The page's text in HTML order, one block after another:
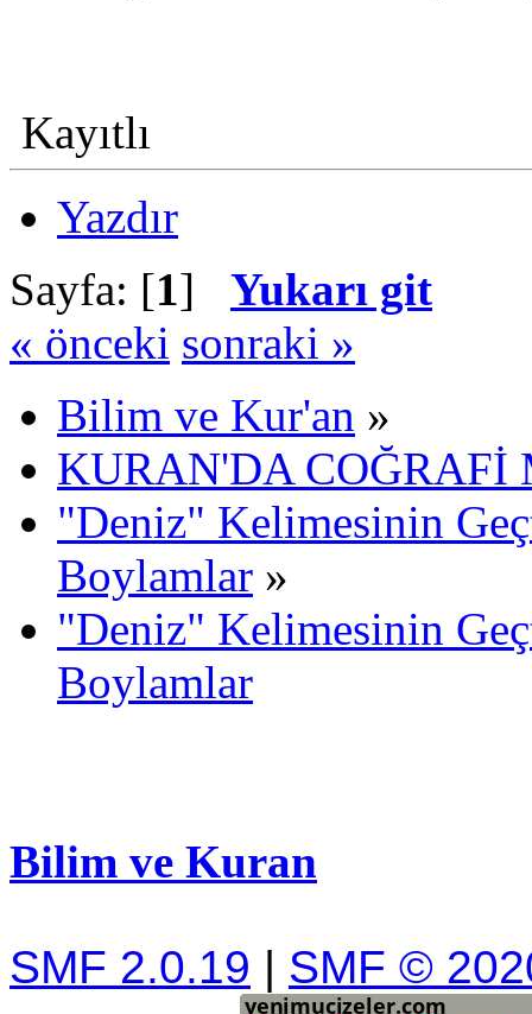
Kayıtlı
Yazdır
Sayfa: [1] Yukarı git
« önceki sonraki »
Bilim ve Kur'an »
KURAN'DA COĞRAFİ
"Deniz" Kelimesinin
Boylamlar »
"Deniz" Kelimesinin
Boylamlar
Bilim ve Kuran
SMF 2.0.19 | SMF ©